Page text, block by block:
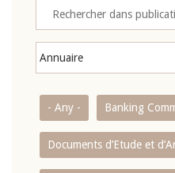
- Any - Banking
Documents d’Etude et